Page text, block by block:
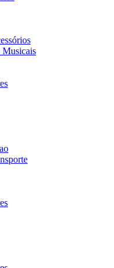
Musicais